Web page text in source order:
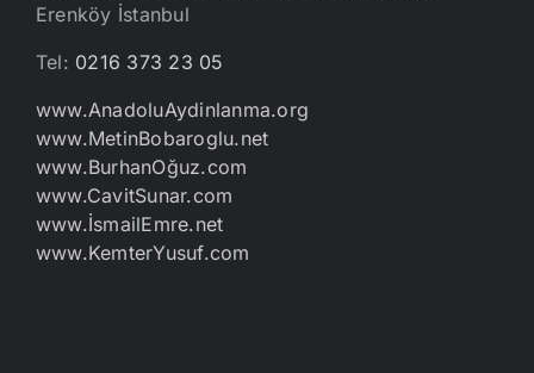
Erenköy İstanbul
Tel: 0216 373 23 05
www.AnadoluAydinlanma.org
www.MetinBobaroglu.net
www.BurhanOğuz.com
www.CavitSunar.com
www.İsmailEmre.net
www.KemterYusuf.com